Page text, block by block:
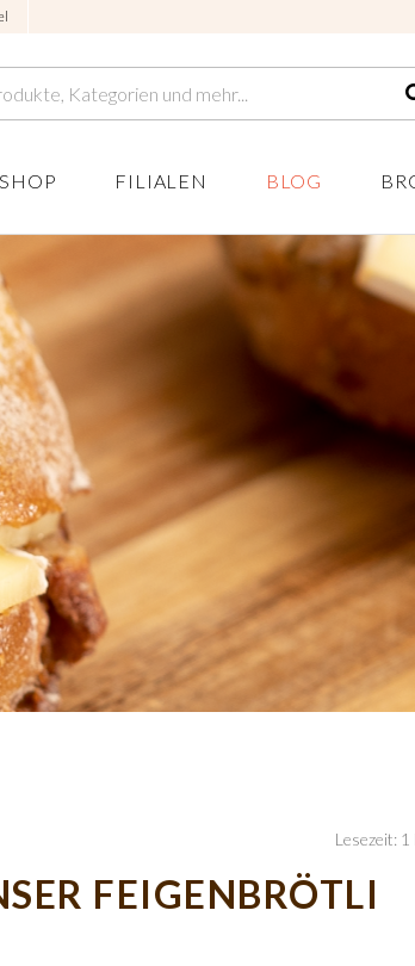
SHOP FILIALEN BLOG
Lesezeit: 1
FEIGENBRÖTLI